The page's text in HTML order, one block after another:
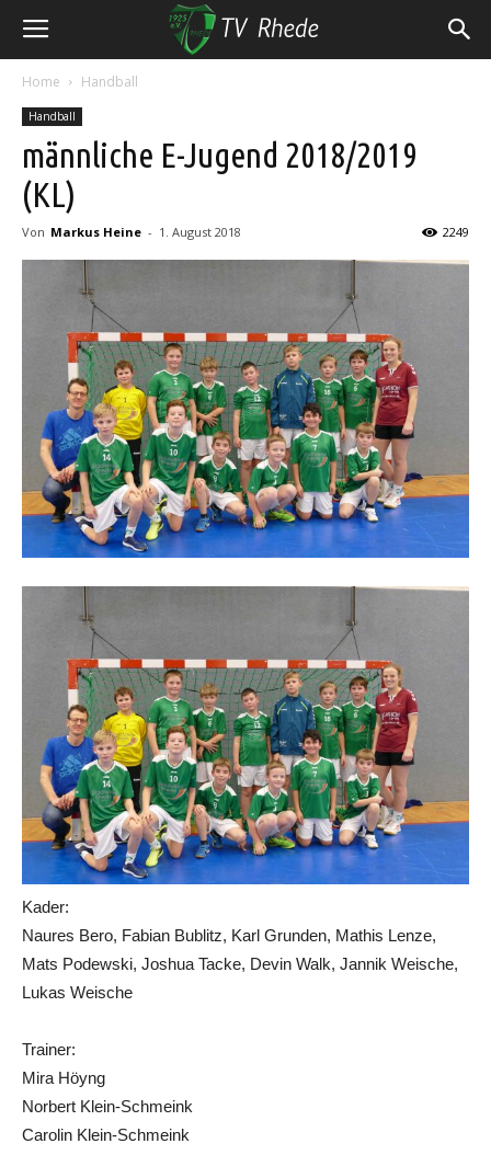
Home Handball
Handball
männliche E-Jugend 2018/2019
(KL)
Von Markus Heine - 1. August 2018 2249
Kader:
Naures Bero, Fabian Bublitz, Karl Grunden, Mathis Lenze,
Mats Podewski, Joshua Tacke, Devin Walk, Jannik Weische,
Lukas Weische
Trainer:
Mira Höyng
Norbert Klein-Schmeink
Carolin Klein-Schmeink